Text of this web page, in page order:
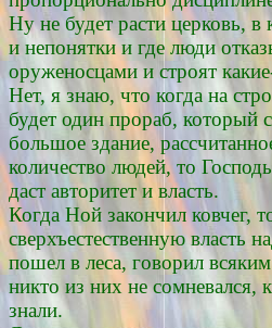
Ну не будет расти церковь, в
и непонятки и где люди
оруженосцами и строят
Нет, я знаю, что когда на
будет один прораб, который
большое здание,
количество людей, то
даст авторитет и власть.
Когда Ной закончил ковчег,
сверхъестественную власть
пошел в леса, говорил
никто из них не сомневался,
знали.